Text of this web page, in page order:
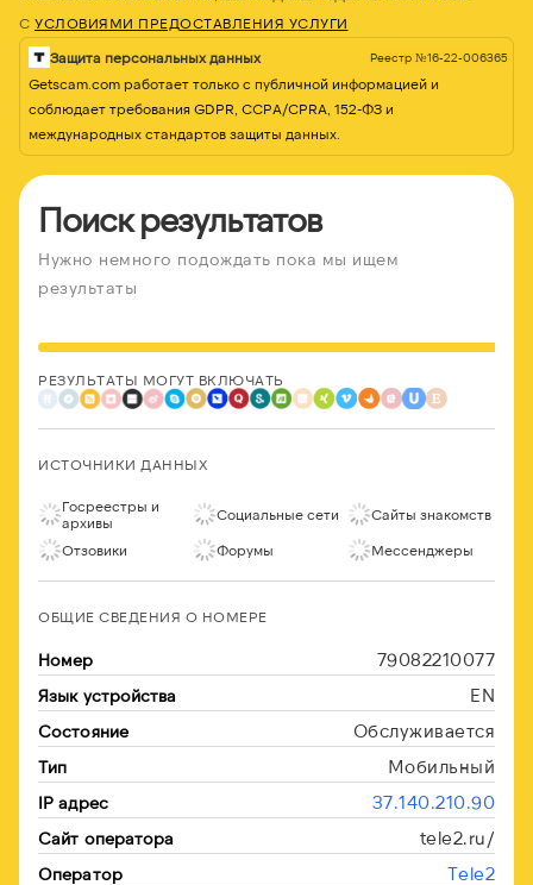
С УСЛОВИЯМИ ПРЕДОСТАВЛЕНИЯ УСЛУГИ
Защита персональных данных Реестр №16-22-006365
Getscam.com работает только с публичной информацией и
соблюдает требования GDPR, CCPA/CPRA, 152-ФЗ и
международных стандартов защиты данных.
Поиск результатов
Нужно немного подождать пока мы ищем
результаты
РЕЗУЛЬТАТЫ МОГУТ ВКЛЮЧАТЬ
ИСТОЧНИКИ ДАННЫХ
Госреестры и
архивы
Социальные сети Сайты знакомств
Отзовики Форумы Мессенджеры
ОБЩИЕ СВЕДЕНИЯ О НОМЕРЕ
Номер 79082210077
Язык устройства EN
Состояние Обслуживается
Тип Мобильный
IP адрес 37.140.210.90
Сайт оператора tele2.ru/
Оператор Tele2